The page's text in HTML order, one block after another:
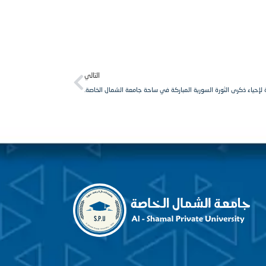
التالي
لإحياء ذكرى الثورة السورية المباركة في ساحة جامعة الشمال الخاصة.
Next